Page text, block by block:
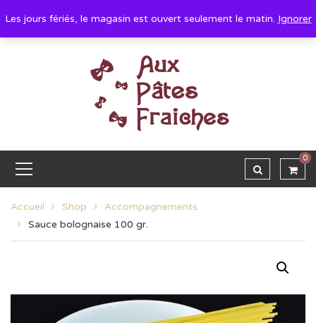
Les jours fériés, le magasin est ouvert seulement le matin. Ignorer
0
Accueil Shop
Accompagnements
Sauce bolognaise 100 gr.